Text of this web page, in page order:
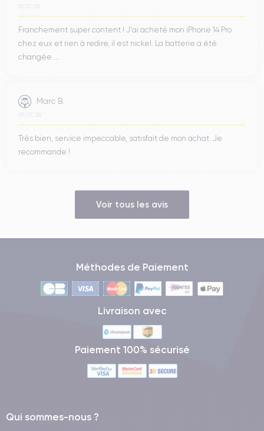
10/07/26
Franchement super content ! J'ai acheté mon iPhone 14 Pro
chez eux et rien à redire, il est nickel. La batterie a été
changée ...
Marc B.
09/07/26
Très bien, service impeccable, satisfait de mon achat. Je
recommande !
Voir tous les avis
Méthodes de Paiement
Livraison avec
Paiement 100% sécurisé
Qui sommes-nous ?